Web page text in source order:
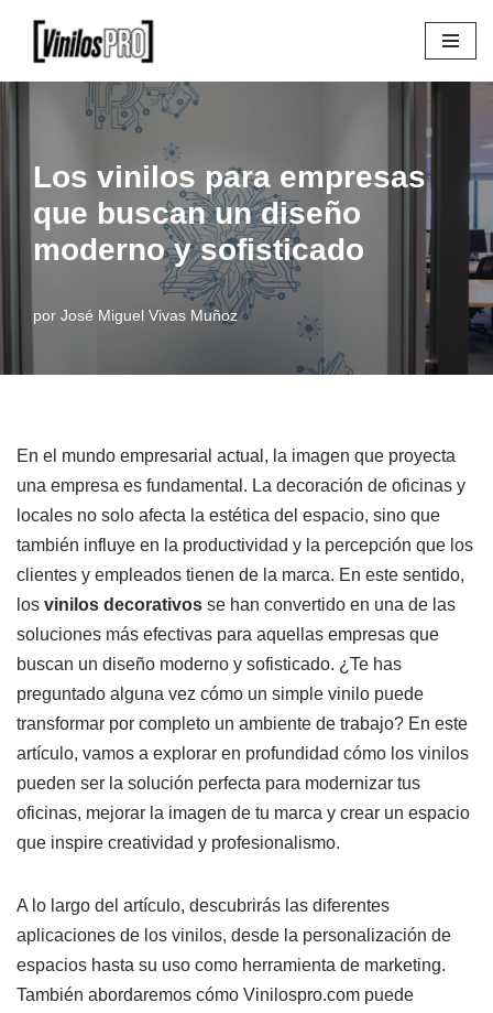
Saltar
contenido
Los vinilos para empresas
que buscan un diseño
moderno y sofisticado
por José Miguel Vivas Muñoz
En el mundo empresarial actual, la imagen que proyecta
una empresa es fundamental. La decoración de oficinas y
locales no solo afecta la estética del espacio, sino que
también influye en la productividad y la percepción que los
clientes y empleados tienen de la marca. En este sentido,
los vinilos decorativos se han convertido en una de las
soluciones más efectivas para aquellas empresas que
buscan un diseño moderno y sofisticado. ¿Te has
preguntado alguna vez cómo un simple vinilo puede
transformar por completo un ambiente de trabajo? En este
artículo, vamos a explorar en profundidad cómo los vinilos
pueden ser la solución perfecta para modernizar tus
oficinas, mejorar la imagen de tu marca y crear un espacio
que inspire creatividad y profesionalismo.
A lo largo del artículo, descubrirás las diferentes
aplicaciones de los vinilos, desde la personalización de
espacios hasta su uso como herramienta de marketing.
También abordaremos cómo Vinilospro.com puede